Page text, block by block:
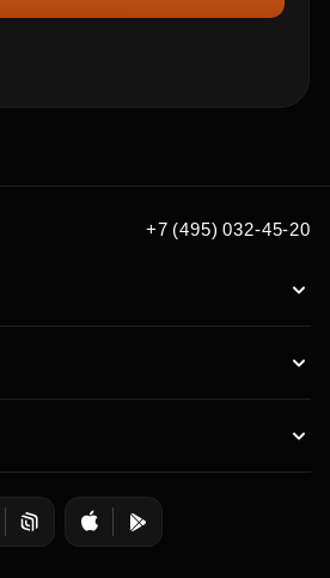
+7 (495) 032-45-20